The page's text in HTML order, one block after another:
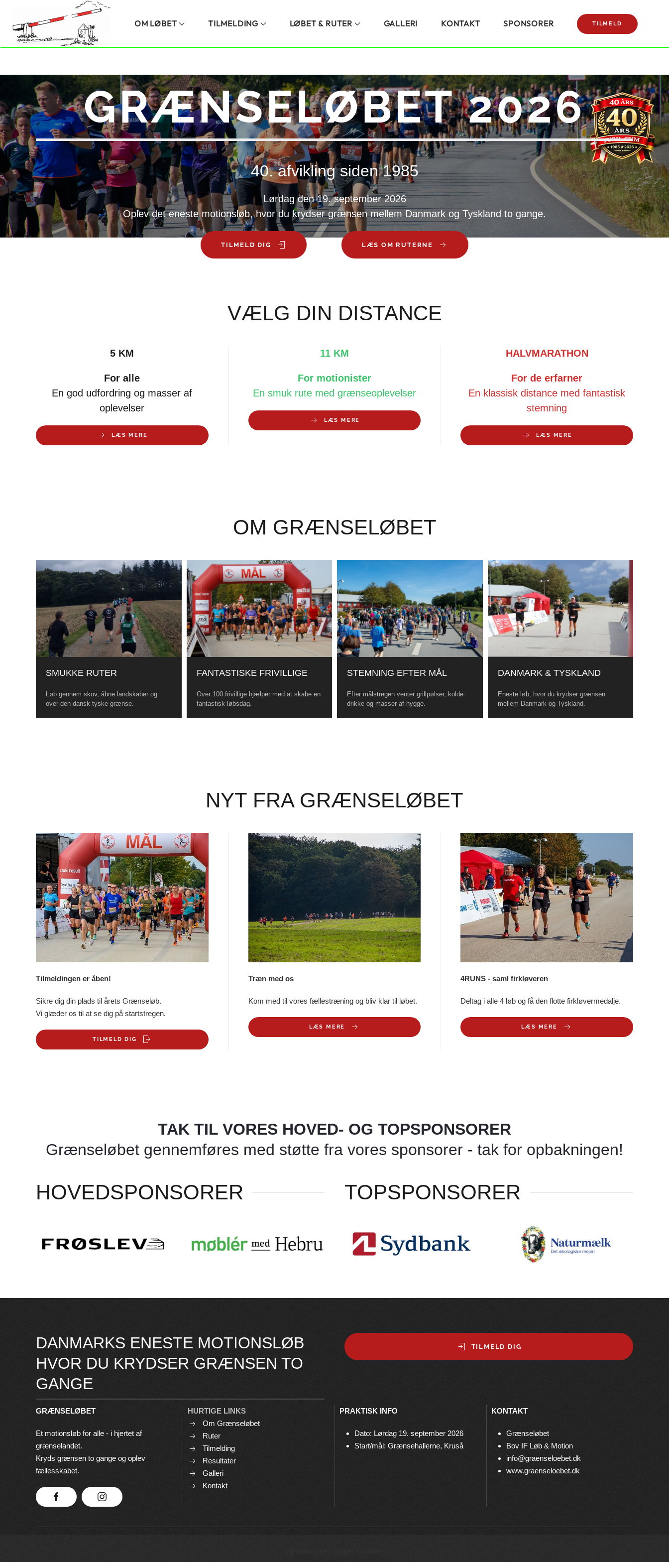
Skip to main content OM LØBET TILMELDING LØBET & RUTER GALLERI KONTAKT SPONSORER TILMELD
GRÆNSELØBET 2026
40. afvikling siden 1985
Lørdag den 19. september 2026
Oplev det eneste motionsløb, hvor du krydser grænsen mellem Danmark og Tyskland to gange.
TILMELD DIG LÆS OM RUTERNE
VÆLG DIN DISTANCE
5 KM
For alle
En god udfordring og masser af
oplevelser
LÆS MERE
11 KM
For motionister
En smuk rute med grænseoplevelser
LÆS MERE
HALVMARATHON
For de erfarner
En klassisk distance med fantastisk
stemning
LÆS MERE
OM GRÆNSELØBET
SMUKKE RUTER
Løb gennem skov, åbne landskaber og
over den dansk-tyske grænse.
FANTASTISKE FRIVILLIGE
Over 100 frivillige hjælper med at skabe en
fantastisk løbsdag.
STEMNING EFTER MÅL
Efter målstregen venter grillpølser, kolde
drikke og masser af hygge.
DANMARK & TYSKLAND
Eneste løb, hvor du krydser grænsen
mellem Danmark og Tyskland.
NYT FRA GRÆNSELØBET
Tilmeldingen er åben!
Sikre dig din plads til årets Grænseløb.
Vi glæder os til at se dig på startstregen.
TILMELD DIG
Træn med os
Kom med til vores fællestræning og bliv klar til løbet.
LÆS MERE
4RUNS - saml firkløveren
Deltag i alle 4 løb og få den flotte firkløvermedalje.
LÆS MERE
TAK TIL VORES HOVED- OG TOPSPONSORER
Grænseløbet gennemføres med støtte fra vores sponsorer - tak for opbakningen!
HOVEDSPONSORER TOPSPONSORER
DANMARKS ENESTE MOTIONSLØB
HVOR DU KRYDSER GRÆNSEN TO
GANGE
TILMELD DIG
GRÆNSELØBET
Et motionsløb for alle - i hjertet af
grænselandet.
Kryds grænsen to gange og oplev
fællesskabet.
HURTIGE LINKS
Om Grænseløbet
Ruter
Tilmelding
Resultater
Galleri
Kontakt
PRAKTISK INFO
Dato: Lørdag 19. september 2026
Start/mål: Grænsehallerne, Kruså
KONTAKT
Grænseløbet
Bov IF Løb & Motion
info@graenseloebet.dk
www.graenseloebet.dk